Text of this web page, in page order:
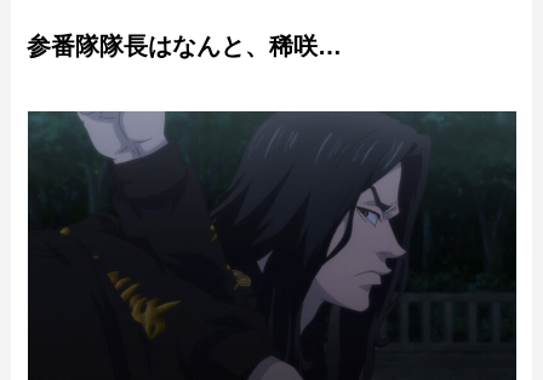
参番隊隊長はなんと、稀咲…